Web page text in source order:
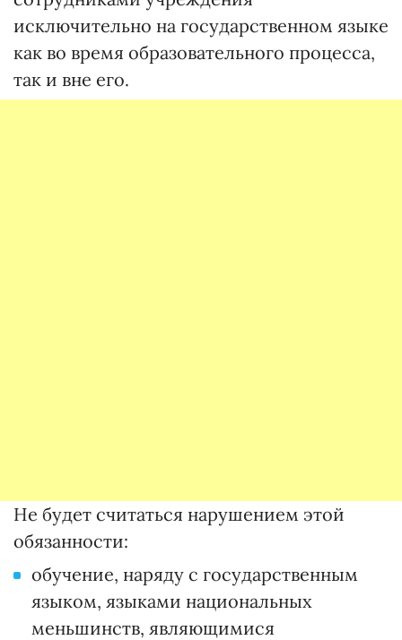
исключительно на государственном языке
как во время образовательного процесса,
так и вне его.
Не будет считаться нарушением этой
обязанности:
обучение, наряду с государственным
языком, языками национальных
меньшинств, являющимися